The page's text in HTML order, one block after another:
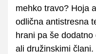
mehko travo? Hoja
odlična antistresna
hrani pa še
ali družinskimi člani.